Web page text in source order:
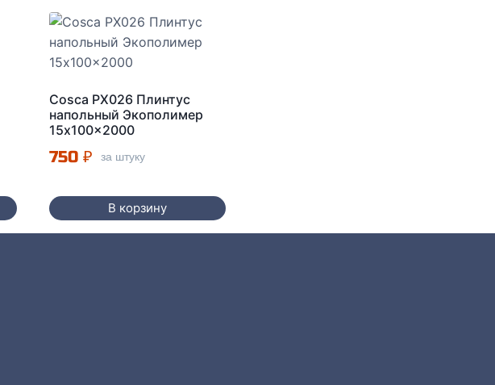
Cosca PX026 Плинтус
напольный Экополимер
15x100x2000
750₽ за штуку
В корзину